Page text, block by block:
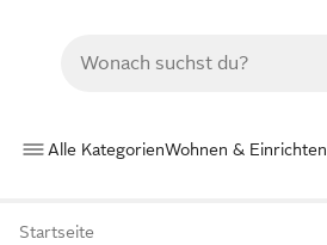
Alle KategorienWohnen & Einrichten
Startseite